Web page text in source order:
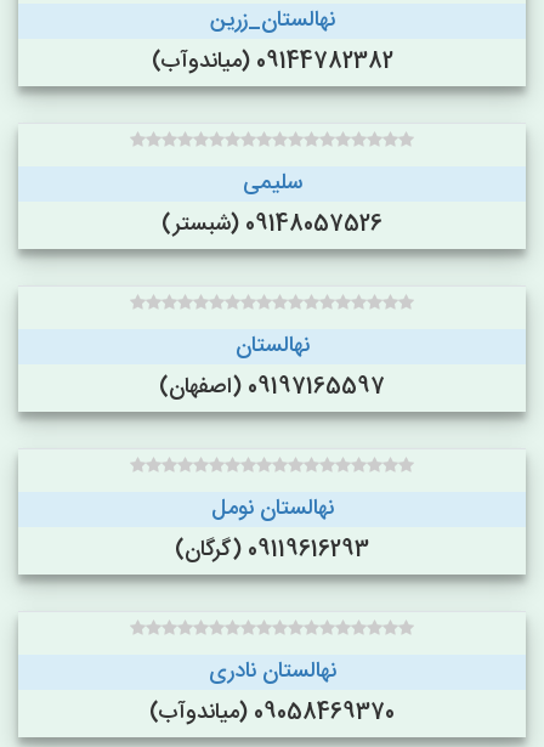
نهالستان_زرین
09144782382 (میاندوآب)
سلیمی
09148057526 (شبستر)
نهالستان
09197165597 (اصفهان)
نهالستان نومل
09119616293 (گرگان)
نهالستان نادری
09058469370 (میاندوآب)